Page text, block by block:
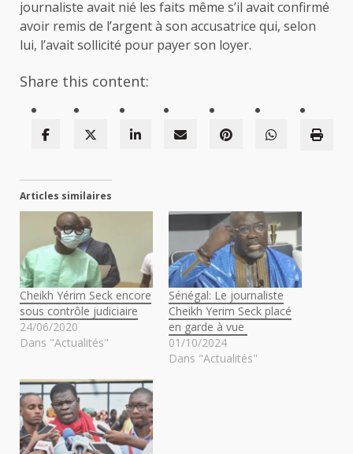
journaliste avait nié les faits même s’il avait confirmé
avoir remis de l’argent à son accusatrice qui, selon
lui, l’avait sollicité pour payer son loyer.
Share this content:
Articles similaires
Cheikh Yérim Seck encore
sous contrôle judiciaire
24/06/2020
Dans "Actualités"
Sénégal: Le journaliste
Cheikh Yerim Seck placé
en garde à vue
01/10/2024
Dans "Actualités"